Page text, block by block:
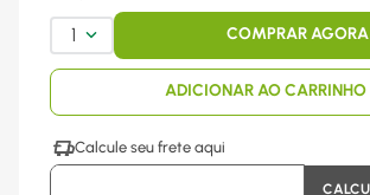
1 COMPRAR AGORA
ADICIONAR AO CARRINHO